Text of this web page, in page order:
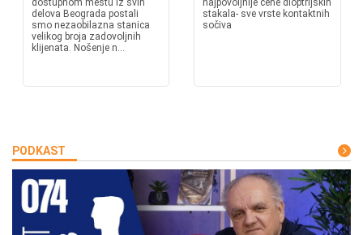
dostupnom mestu iz svih
delova Beograda postali
smo nezaobilazna stanica
velikog broja zadovoljnih
klijenata. Nošenje n...
najpovoljnije cene dioptrijskih
stakala- sve vrste kontaktnih
sočiva
PODKAST